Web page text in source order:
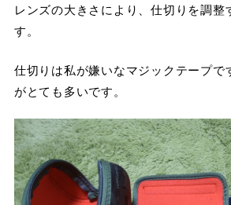
レンズの大きさにより、仕切りを調整
す。
仕切りは私が嫌いなマジックテープで
がとても多いです。